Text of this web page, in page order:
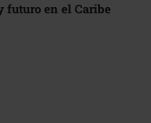
futuro en el Caribe